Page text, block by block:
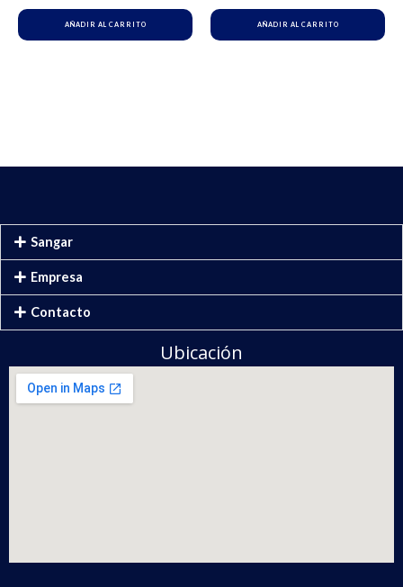
AÑADIR AL CARRITO AÑADIR AL CARRITO
Sangar
Empresa
Contacto
Ubicación